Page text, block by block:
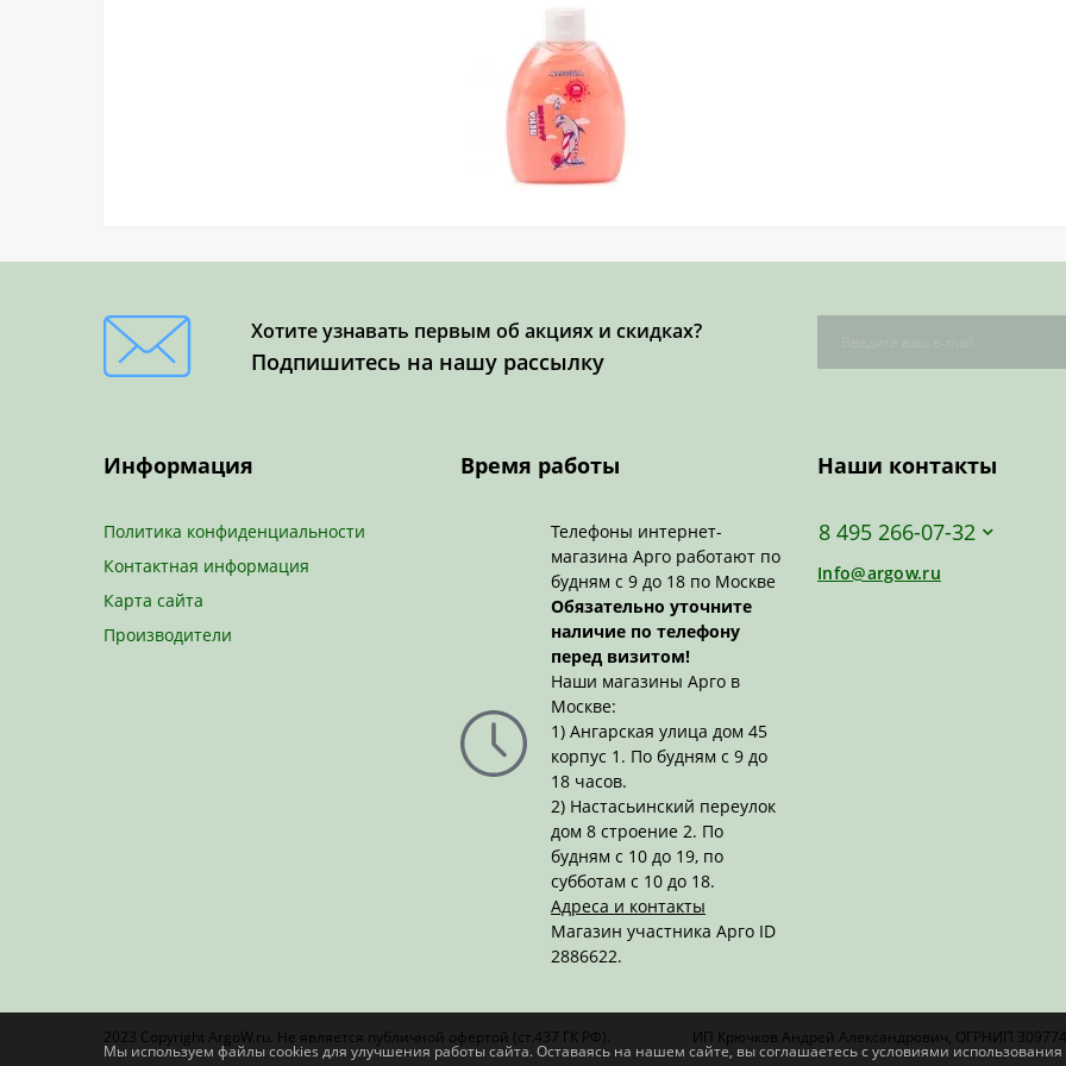
Экорсол
Экстракт корня лопуха
Эм-Курунга
Эсобел
ЮГ
Для эндокринной системы
От паразитов
От токсинов
При диабете
Стоматология
Хотите узнавать первым об акциях и скидках?
Подпишитесь на нашу рассылку
Информация
Политика конфиденциальности
Контактная информация
Карта сайта
Производители
Время работы
Телефоны интернет-
магазина Арго работают по
будням с 9 до 18 по Москве
Обязательно уточните
наличие по телефону
перед визитом!
Наши магазины Арго в
Москве:
1) Ангарская улица дом 45
корпус 1. По будням с 9 до
18 часов.
2) Настасьинский переулок
дом 8 строение 2. По
будням с 10 до 19, по
субботам с 10 до 18.
Адреса и контакты
Магазин участника Арго ID
2886622.
Наши контакты
8 495 266-07-32
Info@argow.ru
2023 Copyright ArgoW.ru. Не является публичной офертой (ст.437 ГК РФ). ИП Крючков Андрей Александрович, ОГРНИП
Мы используем файлы cookies для улучшения работы сайта. Оставаясь на нашем сайте, вы соглашаетесь с условиями